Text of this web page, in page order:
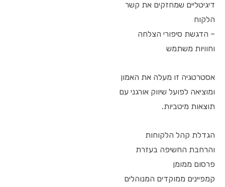
דיגיטליים שמחזקים את קשר
הלקוח
– הדגשת סיפורי הצלחה
וחוויות משתמש
אסטרטגיה זו מעלה את האמון
ומוציאה לפועל שיווק אורגני עם
תוצאות מיטביות.
הגדלת קהל הלקוחות
והרחבת החשיפה בעזרת
פרסום ממומן
קמפיינים ממוקדים המנוהלים